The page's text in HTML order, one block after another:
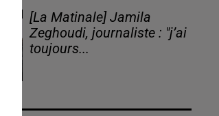
[La Matinale] Jamila
Zeghoudi, journaliste : "j’ai
toujours...